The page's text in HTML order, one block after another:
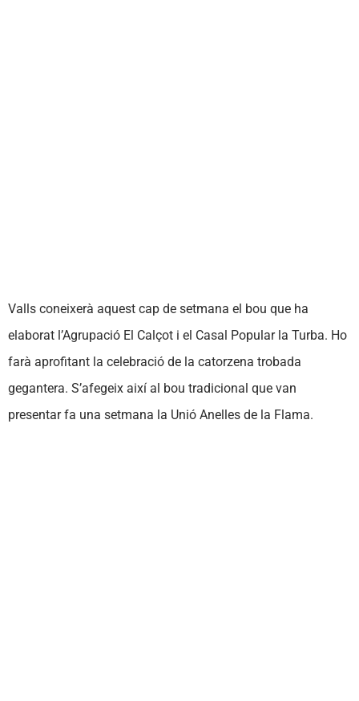
Valls coneixerà aquest cap de setmana el bou que ha
elaborat l’Agrupació El Calçot i el Casal Popular la Turba. Ho
farà aprofitant la celebració de la catorzena trobada
gegantera. S’afegeix així al bou tradicional que van
presentar fa una setmana la Unió Anelles de la Flama.